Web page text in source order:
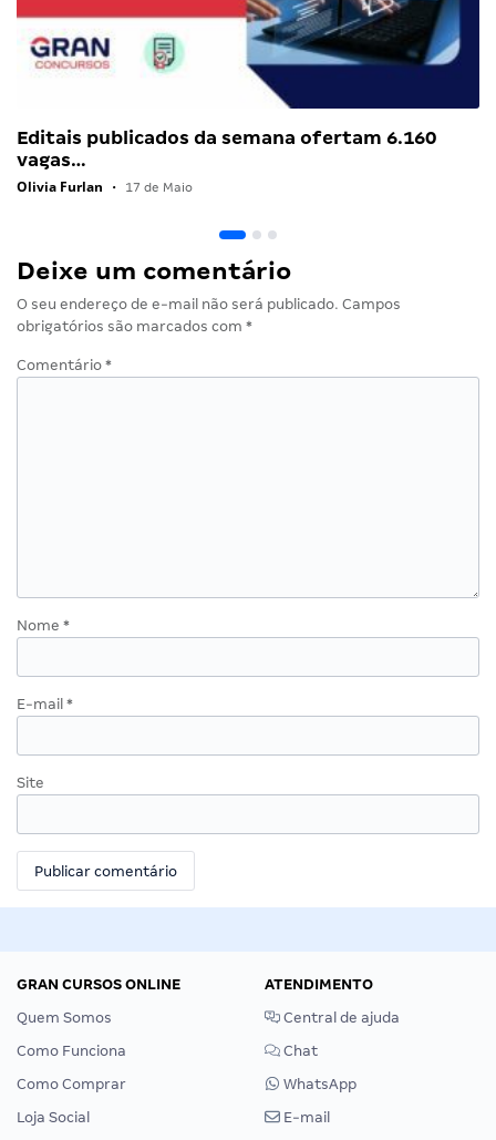
Editais publicados da semana ofertam 6.160
vagas…
Olivia Furlan • 17 de Maio
Deixe um comentário
O seu endereço de e-mail não será publicado. Campos
obrigatórios são marcados com *
Comentário *
Nome *
E-mail *
Site
GRAN CURSOS ONLINE
Quem Somos
Como Funciona
Como Comprar
Loja Social
ATENDIMENTO
Central de ajuda
Chat
WhatsApp
E-mail